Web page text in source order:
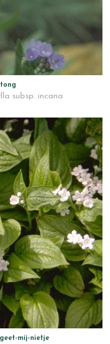
subsp. incana
mij-nietje